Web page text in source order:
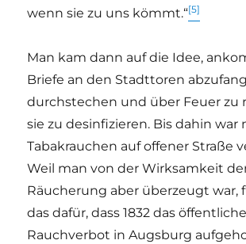
wenn sie zu uns kömmt.“[5]
Man kam dann auf die Idee,
Briefe an den Stadttoren
durchstechen und über Feuer zu
sie zu desinfizieren. Bis dahin war
Tabakrauchen auf offener Straße
Weil man von der Wirksamkeit
Räucherung aber überzeugt war,
das dafür, dass 1832 das öffentliche
Rauchverbot in Augsburg